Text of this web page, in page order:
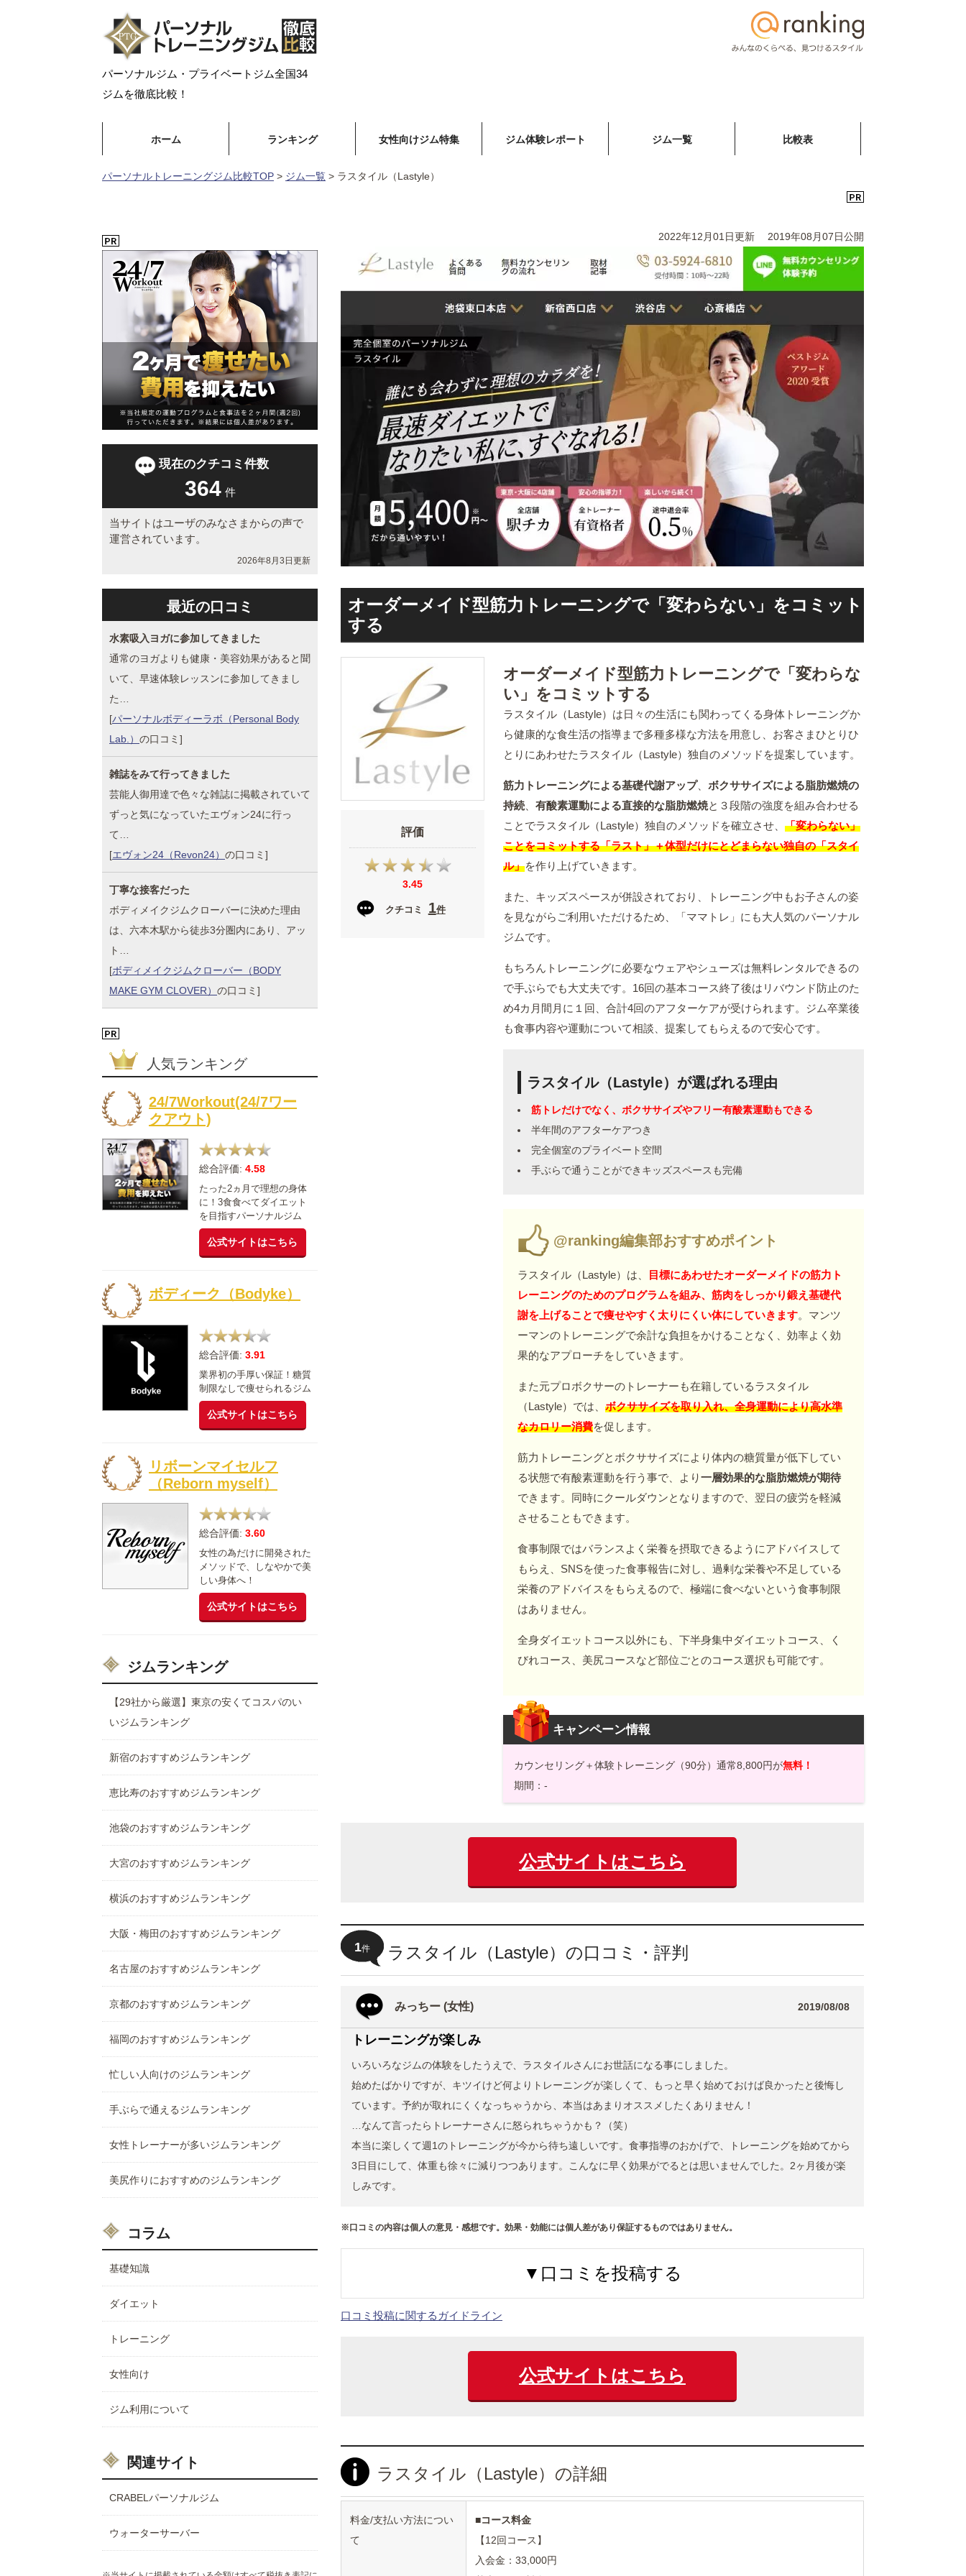
パーソナルジム・プライベートジム全国34
ジムを徹底比較！
ホーム ランキング 女性向けジム特集 ジム体験レポート ジム一覧 比較表
パーソナルトレーニングジム比較TOP > ジム一覧 > ラスタイル（Lastyle）
2022年12月01日更新 2019年08月07日公開
オーダーメイド型筋力トレーニングで「変わらない」をコミット
する
評価
3.45
クチコミ 1件
オーダーメイド型筋力トレーニングで「変わらな
い」をコミットする
ラスタイル（Lastyle）は日々の生活にも関わってくる身体トレーニングか
ら健康的な食生活の指導まで多種多様な方法を用意し、お客さまひとりひ
とりにあわせたラスタイル（Lastyle）独自のメソッドを提案しています。
筋力トレーニングによる基礎代謝アップ、 ボクササイズによる脂肪燃焼の
持続、 有酸素運動による直接的な脂肪燃焼と３段階の強度を組み合わせる
ことでラスタイル（Lastyle）独自のメソッドを確立させ、 「変わらない」
ことをコミットする「ラスト」＋体型だけにとどまらない独自の「スタイ
ル」を作り上げていきます。
また、キッズスペースが併設されており、トレーニング中もお子さんの姿
を見ながらご利用いただけるため、「ママトレ」にも大人気のパーソナル
ジムです。
もちろんトレーニングに必要なウェアやシューズは無料レンタルできるの
で手ぶらでも大丈夫です。16回の基本コース終了後はリバウンド防止のた
め4カ月間月に１回、合計4回のアフターケアが受けられます。ジム卒業後
も食事内容や運動について相談、提案してもらえるので安心です。
ラスタイル（Lastyle）が選ばれる理由
筋トレだけでなく、ボクササイズやフリー有酸素運動もできる
半年間のアフターケアつき
完全個室のプライベート空間
手ぶらで通うことができキッズスペースも完備
@ranking編集部おすすめポイント
ラスタイル（Lastyle）は、
目標にあわせたオーダーメイドの筋力ト
レーニングのためのプログラムを組み、筋肉をしっかり鍛え基礎代
謝を上げることで痩せやすく太りにくい体にしていきます。マンツ
ーマンのトレーニングで余計な負担をかけることなく、効率よく効
果的なアプローチをしていきます。
また元プロボクサーのトレーナーも在籍しているラスタイル
（Lastyle）では、 ボクササイズを取り入れ、全身運動により高水準
なカロリー消費を促します。
筋力トレーニングとボクササイズにより体内の糖質量が低下してい
る状態で有酸素運動を行う事で、より一層効果的な脂肪燃焼が期待
できます。同時にクールダウンとなりますので、翌日の疲労を軽減
させることもできます。
食事制限ではバランスよく栄養を摂取できるようにアドバイスして
もらえ、SNSを使った食事報告に対し、過剰な栄養や不足している
栄養のアドバイスをもらえるので、極端に食べないという食事制限
はありません。
全身ダイエットコース以外にも、下半身集中ダイエットコース、く
びれコース、美尻コースなど部位ごとのコース選択も可能です。
キャンペーン情報
カウンセリング＋体験トレーニング（90分）通常8,800円が無料！
期間：-
公式サイトはこちら
1件 ラスタイル（Lastyle）の口コミ・評判
みっちー (女性) 2019/08/08
トレーニングが楽しみ
いろいろなジムの体験をしたうえで、ラスタイルさんにお世話になる事にしました。
始めたばかりですが、キツイけど何よりトレーニングが楽しくて、もっと早く始めておけば良かったと後悔し
ています。予約が取れにくくなっちゃうから、本当はあまりオススメしたくありません！
…なんて言ったらトレーナーさんに怒られちゃうかも？（笑）
本当に楽しくて週1のトレーニングが今から待ち遠しいです。食事指導のおかげで、トレーニングを始めてから
3日目にして、体重も徐々に減りつつあります。こんなに早く効果がでるとは思いませんでした。2ヶ月後が楽
しみです。
※口コミの内容は個人の意見・感想です。効果・効能には個人差があり保証するものではありません。
▼口コミを投稿する
口コミ投稿に関するガイドライン
公式サイトはこちら
ラスタイル（Lastyle）の詳細
料金/支払い方法につい
て
■コース料金
【12回コース】
入会金：33,000円
現在のクチコミ件数
364 件
当サイトはユーザのみなさまからの声で
運営されています。
2026年8月3日更新
最近の口コミ
水素吸入ヨガに参加してきました
通常のヨガよりも健康・美容効果があると聞
いて、早速体験レッスンに参加してきまし
た…
[パーソナルボディーラボ（Personal Body
Lab.） の口コミ]
雑誌をみて行ってきました
芸能人御用達で色々な雑誌に掲載されていて
ずっと気になっていたエヴォン24に行っ
て…
[エヴォン24（Revon24） の口コミ]
丁寧な接客だった
ボディメイクジムクローバーに決めた理由
は、六本木駅から徒歩3分圏内にあり、アッ
ト…
[ボディメイクジムクローバー（BODY
MAKE GYM CLOVER） の口コミ]
人気ランキング
24/7Workout(24/7ワー
クアウト)
総合評価: 4.58
たった2ヵ月で理想の身体
に！3食食べてダイエット
を目指すパーソナルジム
公式サイトはこちら
ボディーク（Bodyke）
総合評価: 3.91
業界初の手厚い保証！糖質
制限なしで痩せられるジム
公式サイトはこちら
リボーンマイセルフ
（Reborn myself）
総合評価: 3.60
女性の為だけに開発された
メソッドで、しなやかで美
しい身体へ！
公式サイトはこちら
ジムランキング
【29社から厳選】東京の安くてコスパのい
いジムランキング
新宿のおすすめジムランキング
恵比寿のおすすめジムランキング
池袋のおすすめジムランキング
大宮のおすすめジムランキング
横浜のおすすめジムランキング
大阪・梅田のおすすめジムランキング
名古屋のおすすめジムランキング
京都のおすすめジムランキング
福岡のおすすめジムランキング
忙しい人向けのジムランキング
手ぶらで通えるジムランキング
女性トレーナーが多いジムランキング
美尻作りにおすすめのジムランキング
コラム
基礎知識
ダイエット
トレーニング
女性向け
ジム利用について
関連サイト
CRABELパーソナルジム
ウォーターサーバー